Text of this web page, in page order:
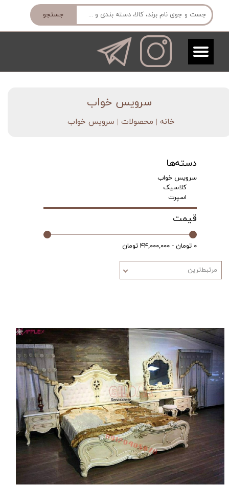
جستجو
خانه | محصولات | سرویس خواب
​سرویس خواب
دسته‌ها
سرویس خواب
کلاسیک
اسپرت
قیمت
۰ تومان - ۴۴,۰۰۰,۰۰۰ تومان
مرتبط‌ترین